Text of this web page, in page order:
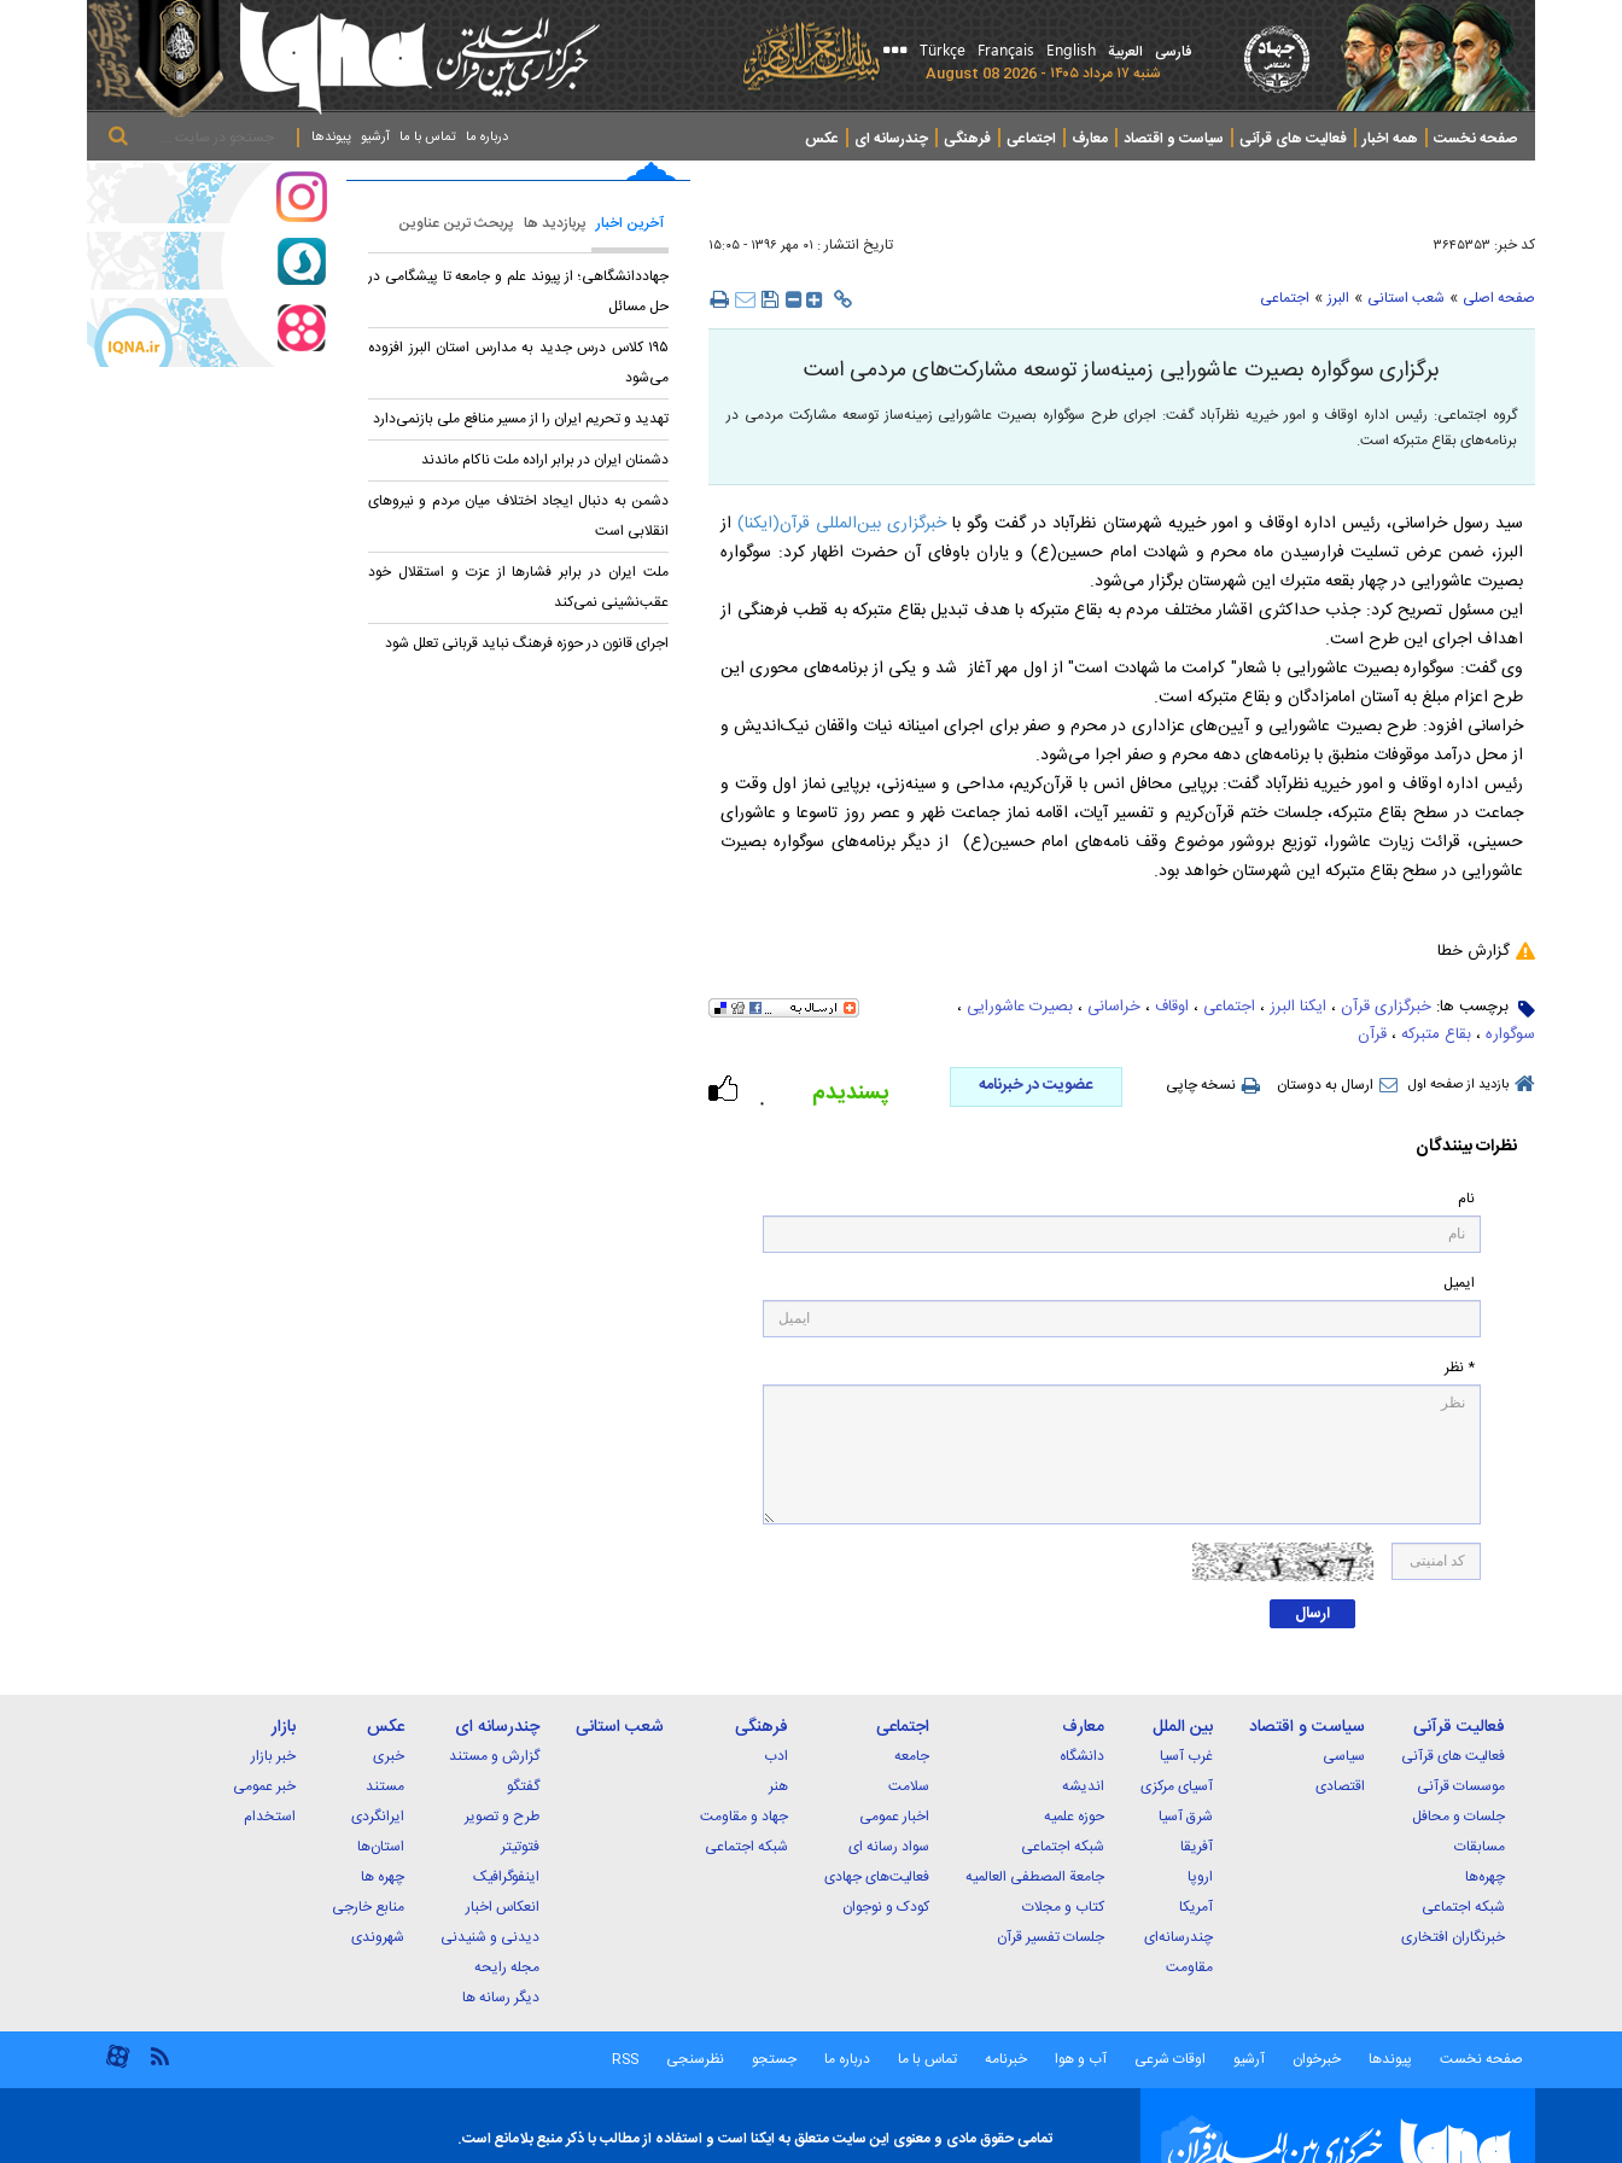
فارسی العربیة English
Français
Türkçe
شنبه ۱۷ مرداد ۱۴۰۵ - 2026 August 08
صفحه نخست همه اخبار فعالیت های قرآنی سیاست و اقتصاد معارف اجتماعی فرهنگی چندرسانه ای عکس پیوندها آرشیو تماس با ما درباره ما
کد خبر: ۳۶۴۵۳۵۳ تاریخ انتشار : ۰۱ مهر ۱۳۹۶ - ۱۵:۰۵
صفحه اصلی » شعب استانی » البرز» اجتماعی
برگزاری سوگواره بصيرت عاشورايی زمينه‌ساز توسعه مشاركت‌های مردمی است
گروه اجتماعی: رئيس اداره اوقاف و امور خيريه نظرآباد گفت: اجرای طرح سوگواره بصيرت عاشورايی زمينه‌ساز توسعه مشاركت مردمی در
برنامه‌های بقاع متبركه است.
سيد رسول خراسانی، رئيس اداره اوقاف و امور خيريه شهرستان نظرآباد در گفت وگو باخبرگزاری بین‌المللی قرآن(ایکنا)از
البرز، ضمن عرض تسلیت فرارسیدن ماه محرم و شهادت امام حسین(ع) و یاران باوفای آن حضرت اظهار كرد: سوگواره
بصيرت عاشورايی در چهار بقعه متبرك این شهرستان برگزار می‌شود.
اين مسئول تصريح كرد: جذب حداكثری اقشار مختلف مردم به بقاع متبركه با هدف تبديل بقاع متبركه به قطب فرهنگی از
اهداف اجرای اين طرح است.
وی گفت: سوگواره بصیرت عاشورایی با شعار" کرامت ما شهادت است" از اول مهر آغاز شد و یکی از برنامه‌های محوری این
طرح اعزام مبلغ به آستان امامزادگان و بقاع متبرکه است.
خراسانی افزود: طرح بصیرت عاشورایی و آیین‌های عزاداری در محرم و صفر برای اجرای امینانه نیات واقفان نیک‌اندیش و
از محل درآمد موقوفات منطبق با برنامه‌های دهه محرم و صفر اجرا می‌شود.
رئيس اداره اوقاف و امور خيريه نظرآباد گفت: برپایی محافل انس با قرآن‌کریم، مداحی و سینه‌زنی، برپایی نماز اول وقت و
جماعت در سطح بقاع متبرکه، جلسات ختم قرآن‌کریم و تفسیر آیات، اقامه نماز جماعت ظهر و عصر روز تاسوعا و عاشورای
حسینی، قرائت زیارت عاشورا، توزیع بروشور موضوع وقف نامه‌های امام حسین(ع) از دیگر برنامه‌های سوگواره بصیرت
عاشورایی در سطح بقاع متبرکه این شهرستان خواهد بود.
گزارش خطا
برچسب ها: خبرگزاری قرآن ، ایکنا البرز ، اجتماعی ، اوقاف ، خراسانی ، بصیرت عاشورایی ،
سوگواره ، بقاع متبرکه ، قرآن
بازدید از صفحه اول ارسال به دوستان نسخه چاپی عضویت در خبرنامه
۰ پسندیدم
نظرات بینندگان
نام
ایمیل
* نظر
آخرین اخبار پربازدید ها پربحث ترین عناوین
جهاددانشگاهی؛ از پیوند علم و جامعه تا پیشگامی در
حل مسائل
۱۹۵ کلاس درس جدید به مدارس استان البرز افزوده
می‌شود
تهدید و تحریم ایران را از مسیر منافع ملی بازنمی‌دارد
دشمنان ایران در برابر اراده ملت ناکام ماندند
دشمن به دنبال ایجاد اختلاف میان مردم و نیروهای
انقلابی است
ملت ایران در برابر فشارها از عزت و استقلال خود
عقب‌نشینی نمی‌کند
اجرای قانون در حوزه فرهنگ نباید قربانی تعلل شود
فعالیت قرآنی
فعالیت های قرآنی
موسسات قرآنی
جلسات و محافل
مسابقات
چهره‌ها
شبکه اجتماعی
خبرنگاران افتخاری
سیاست و اقتصاد
سیاسی
اقتصادی
بین الملل
غرب آسیا
آسیای مرکزی
شرق آسیا
آفریقا
اروپا
آمریکا
چندرسانه‌ای
مقاومت
معارف
دانشگاه
اندیشه
حوزه علمیه
شبکه اجتماعی
جامعة المصطفی العالمیه
کتاب و مجلات
جلسات تفسیر قرآن
اجتماعی
جامعه
سلامت
اخبار عمومی
سواد رسانه ای
فعالیت‌های جهادی
کودک و نوجوان
فرهنگی
ادب
هنر
جهاد و مقاومت
شبکه اجتماعی
شعب استانی چندرسانه ای
گزارش و مستند
گفتگو
طرح و تصویر
فتوتیتر
اینفوگرافیک
انعکاس اخبار
دیدنی و شنیدنی
مجله رایحه
دیگر رسانه ها
عکس
خبری
مستند
ایرانگردی
استان‌ها
چهره ها
منابع خارجی
شهروندی
بازار
خبر بازار
خبر عمومی
استخدام
صفحه نخست پیوندها خبرخوان آرشیو اوقات شرعی آب و هوا خبرنامه تماس با ما درباره ما جستجو نظرسنجی RSS
تمامی حقوق مادی و معنوی این سایت متعلق به ایکنا است و استفاده از مطالب با ذکر منبع بلامانع است.